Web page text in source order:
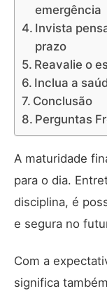
emergência
Invista
prazo
Reavalie o
Inclua a
Conclusão
Perguntas
A maturidade
para o dia.
disciplina, é
e segura no
Com a
significa